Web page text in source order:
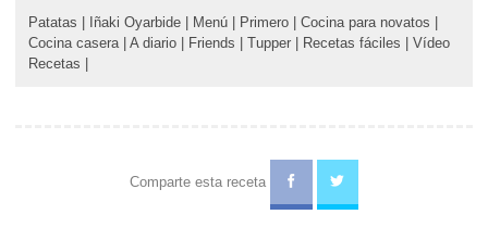
Patatas Iñaki Oyarbide Menú Primero Cocina para novatos
Cocina casera
A diario Friends Tupper Recetas fáciles
Vídeo
Recetas
Comparte esta receta